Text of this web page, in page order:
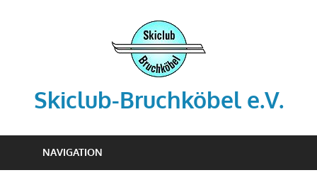
Skiclub-Bruchköbel e.V.
bruchkoebel.de
NAVIGATION